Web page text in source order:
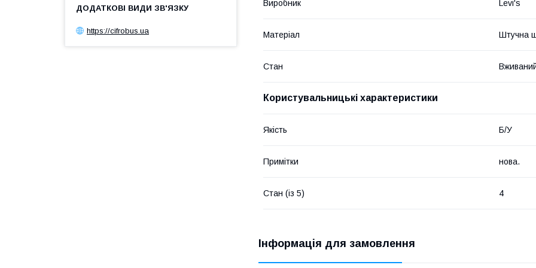
Виробник Levi's
Матеріал Штучна
Стан
Користувальницькі характеристики
Якість Б/У
Примітки нова.
Стан (із 5) 4
Інформація для замовлення
https://cifrobus.ua